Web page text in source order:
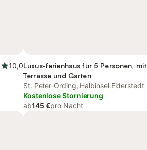
10,0Luxus-ferienhaus für 5 Personen, mit
Terrasse und Garten
St. Peter-Ording, Halbinsel Eiderstedt
Kostenlose Stornierung
ab145 €pro Nacht